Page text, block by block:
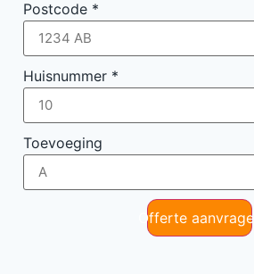
Postcode *
Huisnummer *
Toevoeging
Offerte aanvragen